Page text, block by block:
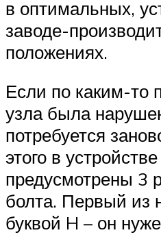
в оптимальных,
заводе-
положениях.
Если по каким-то
узла была
потребуется
этого в
предусмотрены 3
болта. Первый из
буквой H – он